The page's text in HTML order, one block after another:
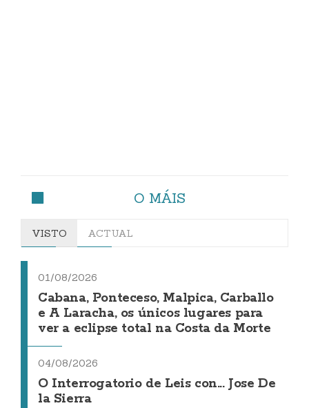
O MÁIS
VISTO ACTUAL
01/08/2026
Cabana, Ponteceso, Malpica, Carballo
e A Laracha, os únicos lugares para
ver a eclipse total na Costa da Morte
04/08/2026
O Interrogatorio de Leis con... Jose De
la Sierra